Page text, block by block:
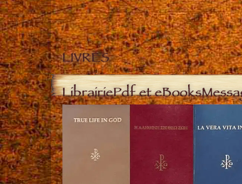
LIVRES
LibrairiePdf et eBooks